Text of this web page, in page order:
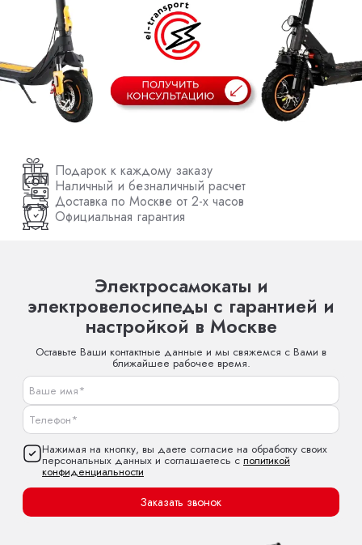
Подарок к каждому заказу
Наличный и безналичный расчет
Доставка по Москве от 2-х часов
Официальная гарантия
Электросамокаты и
электровелосипеды с гарантией и
настройкой в Москве
Оставьте Ваши контактные данные и мы свяжемся с Вами в
ближайшее рабочее время.
Нажимая на кнопку, вы даете согласие на обработку своих
персональных данных и соглашаетесь с политикой
конфиденциальности
Заказать звонок